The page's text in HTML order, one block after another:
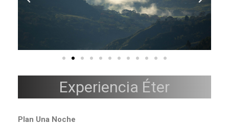
Experiencia Éter
Plan Una Noche